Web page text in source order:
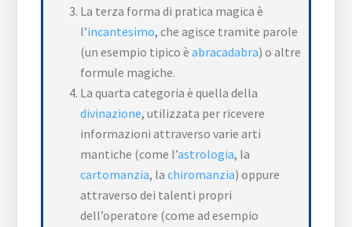
La terza forma di pratica magica è
l’incantesimo, che agisce tramite parole
(un esempio tipico èabracadabra) o altre
formule magiche.
La quarta categoria è quella della
divinazione, utilizzata per ricevere
informazioni attraverso varie arti
mantiche (come l’astrologia, la
cartomanzia, lachiromanzia) oppure
attraverso dei talenti propri
dell’operatore (come ad esempio